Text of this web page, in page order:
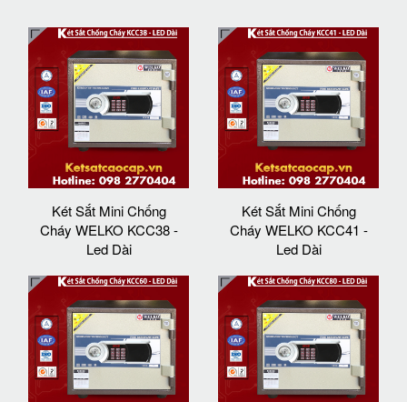
Két Sắt Mini Chống
Cháy WELKO KCC38 -
Led Dài
Két Sắt Mini Chống
Cháy WELKO KCC41 -
Led Dài